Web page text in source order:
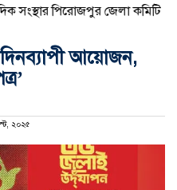
পিরোজপুর জেলা কমিটি
আয়োজন,
২০২৫